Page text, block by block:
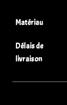
Matériau
Délais de
livraison